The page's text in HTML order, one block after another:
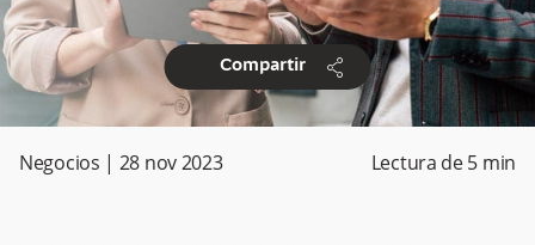
Compartir share
Negocios | 28 nov 2023 Lectura de5 min